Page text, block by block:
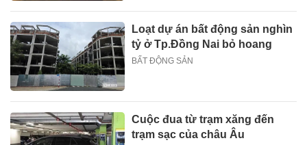
Loạt dự án bất động sản nghìn
tỷ ở Tp.Đồng Nai bỏ hoang
BẤT ĐỘNG SẢN
Cuộc đua từ trạm xăng đến
trạm sạc của châu Âu